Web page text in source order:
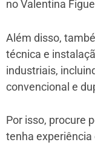
no Valentina
Além disso,
técnica e
industriais,
convencional e
Por isso, procure
tenha